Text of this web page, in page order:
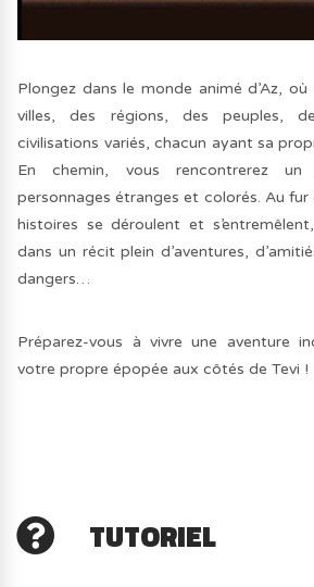
Plongez dans le monde animé d’Az,
villes, des régions, des peuples,
civilisations variés, chacun ayant sa
En chemin, vous rencontrerez
personnages étranges et colorés. Au fur
histoires se déroulent et
dans un récit plein d’aventures,
dangers…
Préparez-vous à vivre une aventure
votre propre épopée aux côtés de Tevi !
TUTORIEL